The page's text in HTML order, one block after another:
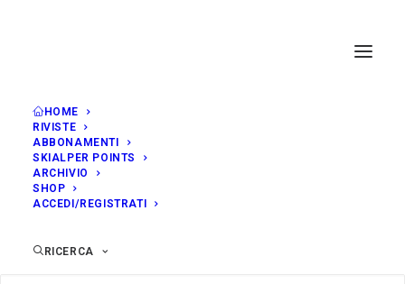
HOME
RIVISTE
ABBONAMENTI
SKIALPER POINTS
ARCHIVIO
SHOP
ACCEDI/REGISTRATI
RICERCA